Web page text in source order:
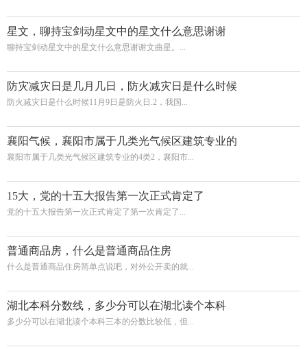
星文，聊持宝剑动星文中的星文什么意思谢谢
聊持宝剑动星文中的星文什么意思谢谢文曲星。...
防灾减灾日是几月几日，防火减灾日是什么时候
防火减灾日是什么时候11月9日是防火日.2，我国...
襄阳气候，襄阳市属于几类光气候区建筑专业的
襄阳市属于几类光气候区建筑专业的4类2，襄阳市...
15大，党的十五大报告第一次正式肯定了
党的十五大报告第一次正式肯定了第一次肯定了...
普通商品房，什么是普通商品住房
什么是普通商品住房简单点说吧，对外公开卖的就...
湖北本科分数线，多少分可以在湖北读个本科
多少分可以在湖北读个本科三本的分数比较低，但...